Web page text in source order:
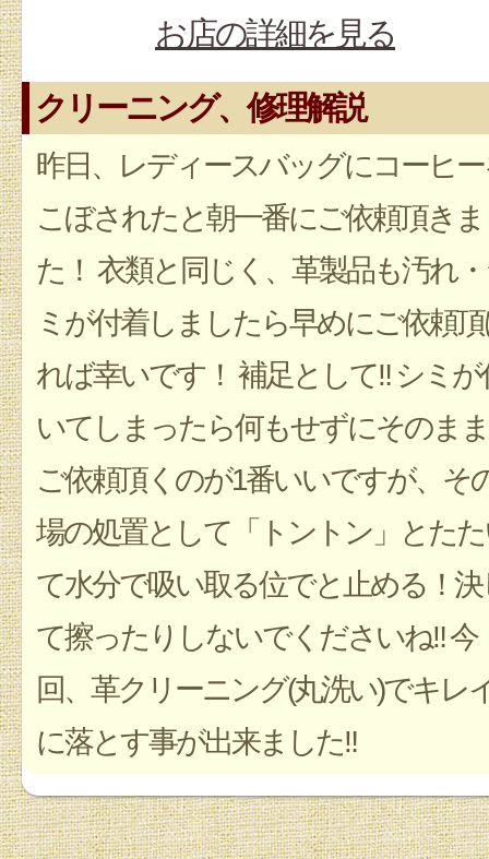
お店の詳細を見る
クリーニング、修理解説
昨日、レディースバッグにコーヒ
こぼされたと朝一番にご依頼頂き
た！ 衣類と同じく、革製品も汚れ
ミが付着しましたら早めにご依頼
れば幸いです！ 補足として‼︎ シミが
いてしまったら何もせずにそのまま
ご依頼頂くのが1番いいですが、そ
場の処置として「トントン」とた
て水分で吸い取る位でと止める！決
て擦ったりしないでくださいね‼︎ 今
回、革クリーニング(丸洗い)でキレ
に落とす事が出来ました‼︎